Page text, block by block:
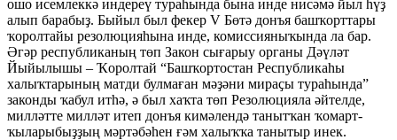
ошо исемлеккә индереү ту­раһында бына инде нисәмә йыл һүҙ
алып барабыҙ. Быйыл был фекер V Бөтә донъя башҡорт­тары
ҡоролтайы резолюцияһына инде, комиссияныҡында ла бар.
Әгәр республиканың төп Закон сығарыу органы Дәүләт
Йыйылышы – Ҡоролтай “Башҡортос­тан Республикаһы
халыҡта­ры­ның матди булмаған мәҙәни ми­раҫы ту­раһында”
законды ҡабул итһә, ә был хаҡта төп Резолюция­ла әйтел­де,
милләтте милләт итеп донъя кимәлендә танытҡан ҡо­март­
ҡыларыбыҙҙың мәртәбә­һен ғәм халыҡҡа танытыр инек.